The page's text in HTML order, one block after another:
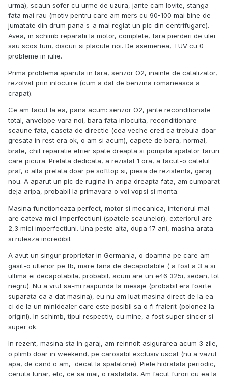
urma), scaun sofer cu urme de uzura, jante cam lovite, stanga
fata mai rau (motiv pentru care am mers cu 90-100 mai bine de
jumatate din drum pana s-a mai reglat un pic din centrifugare).
Avea, in schimb reparatii la motor, complete, fara pierderi de ulei
sau scos fum, discuri si placute noi. De asemenea, TUV cu 0
probleme in iulie.
Prima problema aparuta in tara, senzor O2, inainte de catalizator,
rezolvat prin inlocuire (cum a dat de benzina romaneasca a
crapat).
Ce am facut la ea, pana acum: senzor O2, jante reconditionate
total, anvelope vara noi, bara fata inlocuita, reconditionare
scaune fata, caseta de directie (cea veche cred ca trebuia doar
gresata in rest era ok, o am si acum), capete de bara, normal,
brate, chit reparatie etrier spate dreapta si pompita spalator faruri
care picura. Prelata dedicata, a rezistat 1 ora, a facut-o catelul
praf, o alta prelata doar pe softtop si, piesa de rezistenta, garaj
nou. A aparut un pic de rugina in aripa dreapta fata, am cumparat
deja aripa, probabil la primavara o voi vopsi si monta.
Masina functioneaza perfect, motor si mecanica, interiorul mai
are cateva mici imperfectiuni (spatele scaunelor), exteriorul are
2,3 mici imperfectiuni. Una peste alta, dupa 17 ani, masina arata
si ruleaza incredibil.
A avut un singur proprietar in Germania, o doamna pe care am
gasit-o ulterior pe fb, mare fana de decapotabile ( a fost a 3 a si
ultima ei decapotabila, probabil, acum are un e46 325i, sedan, tot
negru). Nu a vrut sa-mi raspunda la mesaje (probabil era foarte
suparata ca a dat masina), eu nu am luat masina direct de la ea
ci de la un minidealer care este posibil sa o fi fraierit (polonez la
origini). In schimb, tipul respectiv, cu mine, a fost super sincer si
super ok.
In rezent, masina sta in garaj, am reinnoit asigurarea acum 3 zile,
o plimb doar in weekend, pe carosabil exclusiv uscat (nu a vazut
apa, de cand o am, decat la spalatorie). Piele hidratata periodic,
ceruita lunar, etc, ce sa mai, o rasfatata. Am facut furori cu ea la